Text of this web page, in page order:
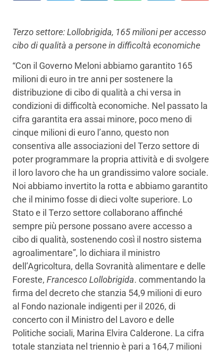
Terzo settore: Lollobrigida, 165 milioni per accesso
cibo di qualità a persone in difficoltà economiche
“Con il Governo Meloni abbiamo garantito 165
milioni di euro in tre anni per sostenere la
distribuzione di cibo di qualità a chi versa in
condizioni di difficoltà economiche. Nel passato la
cifra garantita era assai minore, poco meno di
cinque milioni di euro l’anno, questo non
consentiva alle associazioni del Terzo settore di
poter programmare la propria attività e di svolgere
il loro lavoro che ha un grandissimo valore sociale.
Noi abbiamo invertito la rotta e abbiamo garantito
che il minimo fosse di dieci volte superiore. Lo
Stato e il Terzo settore collaborano affinché
sempre più persone possano avere accesso a
cibo di qualità, sostenendo così il nostro sistema
agroalimentare”, lo dichiara il ministro
dell’Agricoltura, della Sovranità alimentare e delle
Foreste, Francesco Lollobrigida. commentando la
firma del decreto che stanzia 54,9 milioni di euro
al Fondo nazionale indigenti per il 2026, di
concerto con il Ministro del Lavoro e delle
Politiche sociali, Marina Elvira Calderone. La cifra
totale stanziata nel triennio è pari a 164,7 milioni